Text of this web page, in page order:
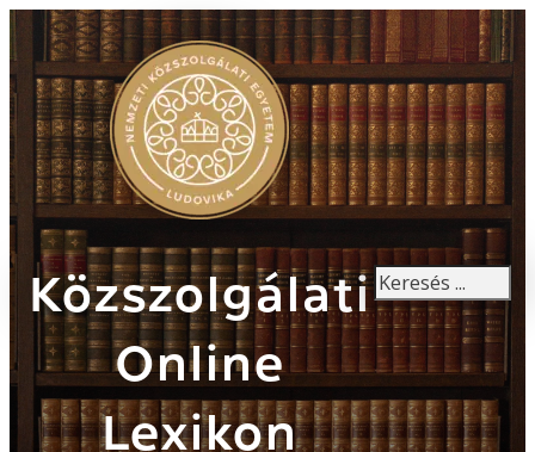
Közszolgálati
Online
Lexikon
Keresés